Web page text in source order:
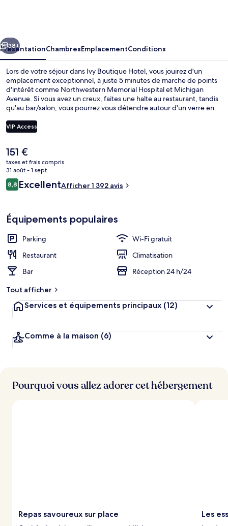
Suivant
38+
PrésentationChambresEmplacementConditions
Lors de votre séjour dans Ivy Boutique Hotel, vous jouirez d'un
emplacement exceptionnel, à juste 5 minutes de marche de points
d'intérêt comme Northwestern Memorial Hospital et Michigan
Avenue. Si vous avez un creux, faites une halte au restaurant, tandis
qu'au bar/salon, vous pourrez vous détendre autour d'un verre en
minutes à pied de Hôpital pour enfants Ann et Robert H. Lurie et de
Water Tower Place. Les autres voyageurs ne tarissent pas d'éloges
transports publics se situent à une courte distance à pied : Station
de métro Grand est à 9 min et Station de métro Chicago, à 11 min.
VIP Access
Le
prix
actuel
est
de
151 €
taxes et frais compris
31 août - 1 sept.
Avis
voyageurs
8,88,8 sur 10
ExcellentAfficher 1 392 avis
Équipements populaires
Parking
Wi-Fi gratuit
Restaurant
Climatisation
Bar
Réception 24 h/24
Tout afficher
Services et équipements principaux (12)
Comme à la maison (6)
Pourquoi vous allez adorer cet hébergement
Repas savoureux sur place Les